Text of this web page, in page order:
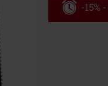
-15%